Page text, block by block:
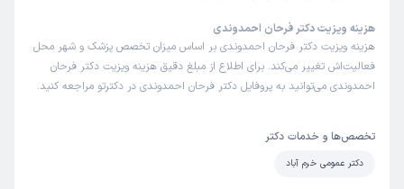
هزینه ویزیت دکتر فرحان احمدوندی
هزینه ویزیت دکتر فرحان احمدوندی بر اساس میزان تخصص پزشک و شهر محل
فعالیت‌اش تغییر می‌کند. برای اطلاع از مبلغ دقیق هزینه ویزیت دکتر فرحان
احمدوندی می‌توانید به پروفایل دکتر فرحان احمدوندی در دکترتو مراجعه کنید.
تخصص‌ها و خدمات دکتر
دکتر عمومی خرم آباد